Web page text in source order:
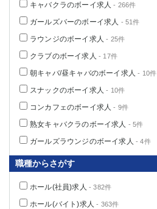
キャバクラのボーイ求人 - 266件
ガールズバーのボーイ求人 - 51件
ラウンジのボーイ求人 - 25件
クラブのボーイ求人 - 17件
朝キャバ/昼キャバのボーイ求人 - 10件
スナックのボーイ求人 - 10件
コンカフェのボーイ求人 - 9件
熟女キャバクラのボーイ求人 - 5件
ガールズラウンジのボーイ求人 - 4件
職種からさがす
ホール(社員)求人 - 382件
ホール(バイト)求人 - 363件